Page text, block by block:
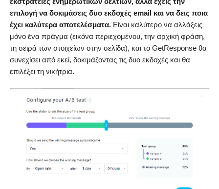
επιλογή να δοκιμάσεις δυο εκδοχές email και να δεις ποια
έχει καλύτερα αποτελέσματα. Είναι καλύτερο να αλλάξεις
μόνο ένα πράγμα (εικόνα περιεχομένου, την αρχική φράση,
τη σειρά των στοιχείων στην σελίδα), και το GetResponse θα
συνεχίσει από εκεί, δοκιμάζοντας τις δυο εκδοχές και θα
επιλέξει τη νικήτρια.